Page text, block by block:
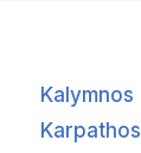
Kalymnos
Karpathos